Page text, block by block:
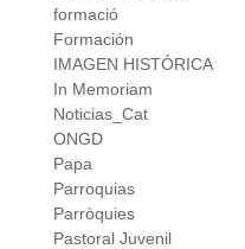
formació
Formación
IMAGEN HISTÓRICA
In Memoriam
Noticias_Cat
ONGD
Papa
Parroquias
Parròquies
Pastoral Juvenil